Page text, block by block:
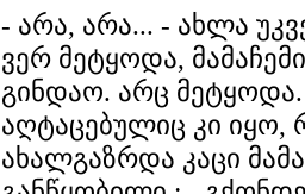
- არა, არა... - ახლა
ვერ მეტყოდა,
გინდაო. არც
აღტაცებულიც კი
ახალგაზრდა კაცი